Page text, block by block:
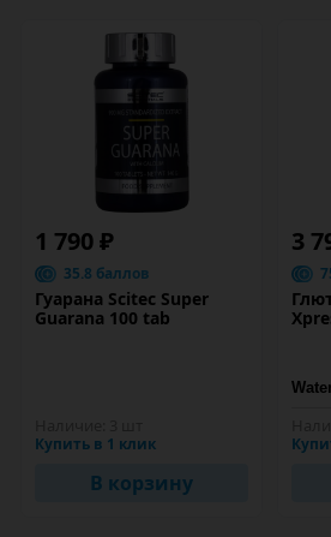
1 790 ₽
35.8 баллов
Гуарана Scitec Super
Guarana 100 tab
Купить в 1 клик
В корзину
3